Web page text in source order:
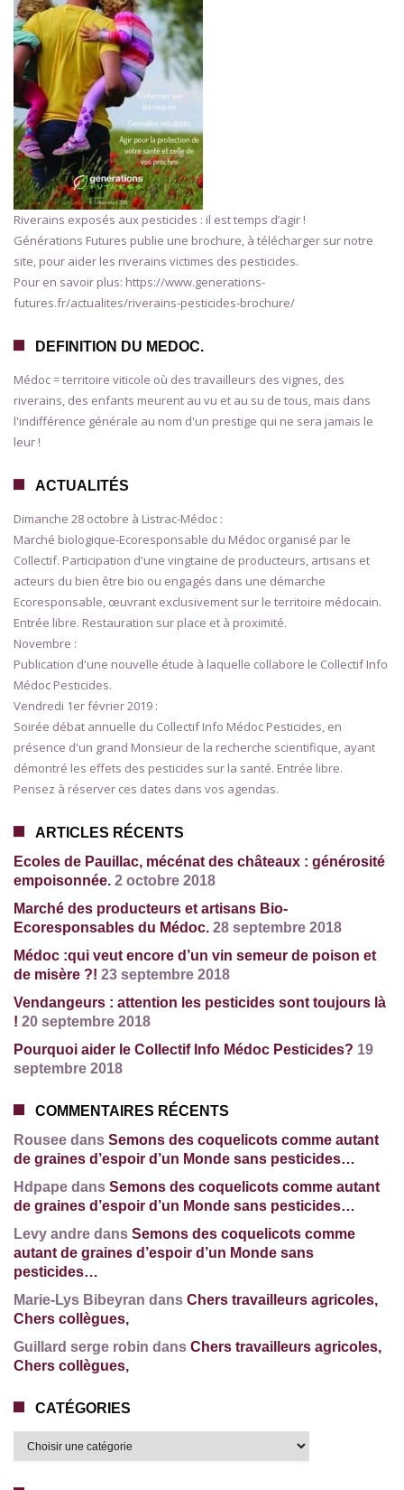
Riverains exposés aux pesticides : il est temps d’agir !
Générations Futures publie une brochure, à télécharger sur notre
site, pour aider les riverains victimes des pesticides.
Pour en savoir plus: https://www.generations-
futures.fr/actualites/riverains-pesticides-brochure/
DEFINITION DU MEDOC.
Médoc = territoire viticole où des travailleurs des vignes, des
riverains, des enfants meurent au vu et au su de tous, mais dans
l'indifférence générale au nom d'un prestige qui ne sera jamais le
leur !
ACTUALITÉS
Dimanche 28 octobre à Listrac-Médoc :
Marché biologique-Ecoresponsable du Médoc organisé par le
Collectif. Participation d'une vingtaine de producteurs, artisans et
acteurs du bien être bio ou engagés dans une démarche
Ecoresponsable, œuvrant exclusivement sur le territoire médocain.
Entrée libre. Restauration sur place et à proximité.
Novembre :
Publication d'une nouvelle étude à laquelle collabore le Collectif Info
Médoc Pesticides.
Vendredi 1er février 2019 :
Soirée débat annuelle du Collectif Info Médoc Pesticides, en
présence d'un grand Monsieur de la recherche scientifique, ayant
démontré les effets des pesticides sur la santé. Entrée libre.
Pensez à réserver ces dates dans vos agendas.
ARTICLES RÉCENTS
Ecoles de Pauillac, mécénat des châteaux : générosité
empoisonnée. 2 octobre 2018
Marché des producteurs et artisans Bio-
Ecoresponsables du Médoc. 28 septembre 2018
Médoc :qui veut encore d’un vin semeur de poison et
de misère ?! 23 septembre 2018
Vendangeurs : attention les pesticides sont toujours là
! 20 septembre 2018
Pourquoi aider le Collectif Info Médoc Pesticides? 19
septembre 2018
COMMENTAIRES RÉCENTS
Rousee dans Semons des coquelicots comme autant
de graines d’espoir d’un Monde sans pesticides…
Hdpape dans Semons des coquelicots comme autant
de graines d’espoir d’un Monde sans pesticides…
Levy andre dans Semons des coquelicots comme
autant de graines d’espoir d’un Monde sans
pesticides…
Marie-Lys Bibeyran dans Chers travailleurs agricoles,
Chers collègues,
Guillard serge robin dans Chers travailleurs agricoles,
Chers collègues,
CATÉGORIES